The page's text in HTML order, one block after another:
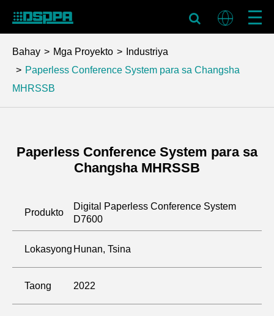
Bahay Mga Proyekto
Industriya
Paperless Conference System para sa Changsha
MHRSSB
Paperless Conference System para sa
Changsha MHRSSB
Produkto
Digital Paperless Conference System
D7600
Lokasyong Hunan, Tsina
Taong 2022